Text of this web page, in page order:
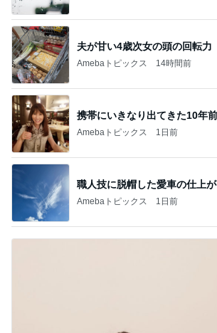
夫が甘い4歳次女の頭の回転力
Amebaトピックス 14時間前
携帯にいきなり出てきた10年前
Amebaトピックス 1日前
職人技に脱帽した愛車の仕上が
Amebaトピックス 1日前